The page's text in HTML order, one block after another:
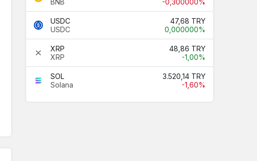
BNB
-0,300000%
USDC
USDC
47,68 TRY
0,000000%
XRP
XRP
48,86 TRY
-1,00%
SOL
Solana
3.520,14 TRY
-1,60%